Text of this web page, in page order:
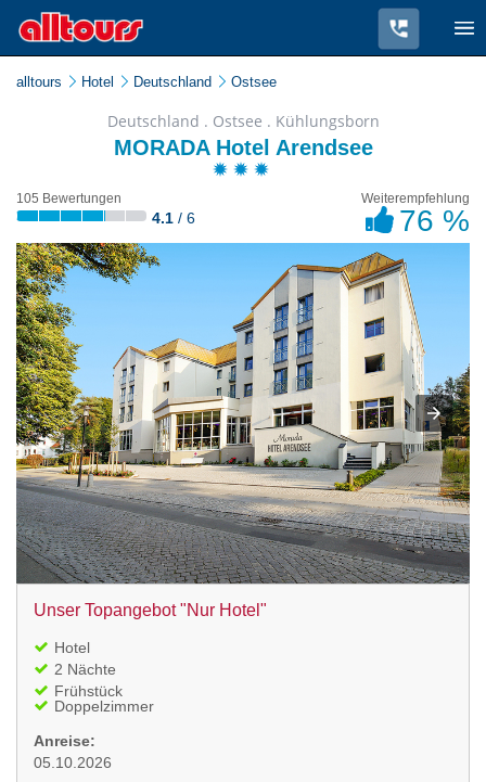
alltours Hotel Deutschland Ostsee
Deutschland . Ostsee . Kühlungsborn
MORADA Hotel Arendsee
105 Bewertungen
4.1 / 6
Weiterempfehlung
76 %
Unser Topangebot "Nur Hotel"
Hotel
2 Nächte
Frühstück
Doppelzimmer
Anreise:
05.10.2026